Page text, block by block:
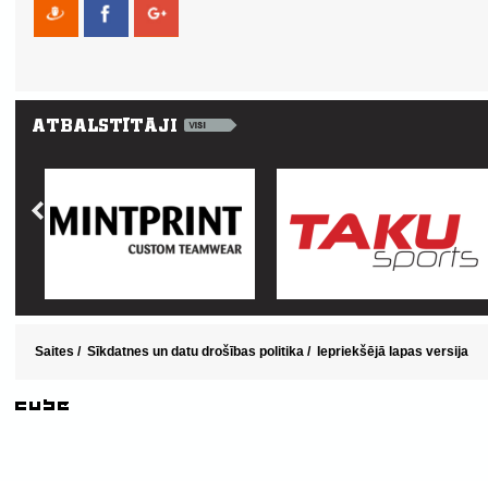
Saites / Sīkdatnes un datu drošības politika / Iepriekšējā lapas versija